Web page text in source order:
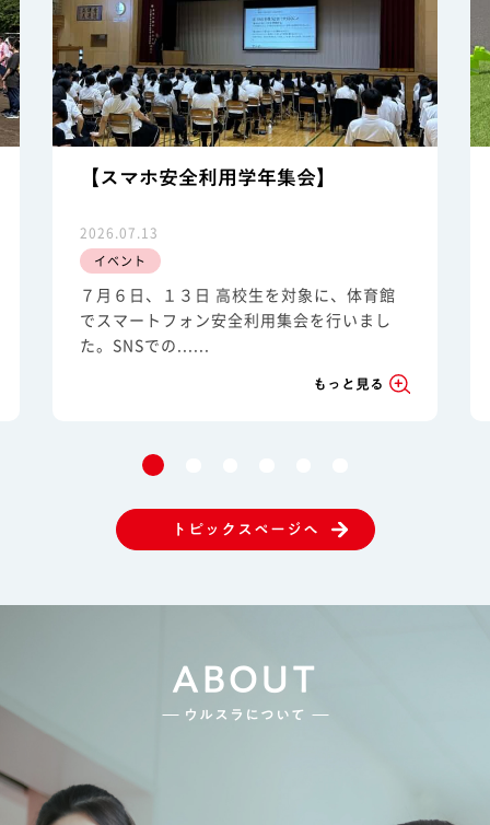
【スマホ安全利用学年集会】
2026.07.13
イベント
７月６日、１３日 高校生を対象に、体育館
でスマートフォン安全利用集会を行いまし
た。SNSでの......
もっと見る
トピックスページへ
ABOUT
ウルスラについて